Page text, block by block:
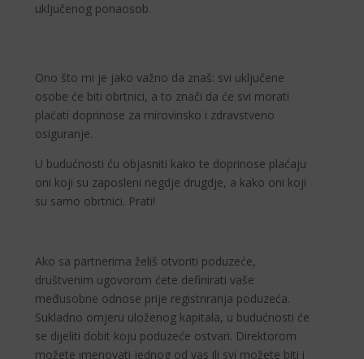
uključenog ponaosob.
Ono što mi je jako važno da znaš: svi uključene
osobe će biti obrtnici, a to znači da će svi morati
plaćati doprinose za mirovinsko i zdravstveno
osiguranje.
U budućnosti ću objasniti kako te doprinose plaćaju
oni koji su zaposleni negdje drugdje, a kako oni koji
su samo obrtnici. Prati!
Ako sa partnerima želiš otvoriti poduzeće,
društvenim ugovorom ćete definirati vaše
međusobne odnose prije registriranja poduzeća.
Sukladno omjeru uloženog kapitala, u budućnosti će
se dijeliti dobit koju poduzeće ostvari. Direktorom
možete imenovati jednog od vas ili svi možete biti i